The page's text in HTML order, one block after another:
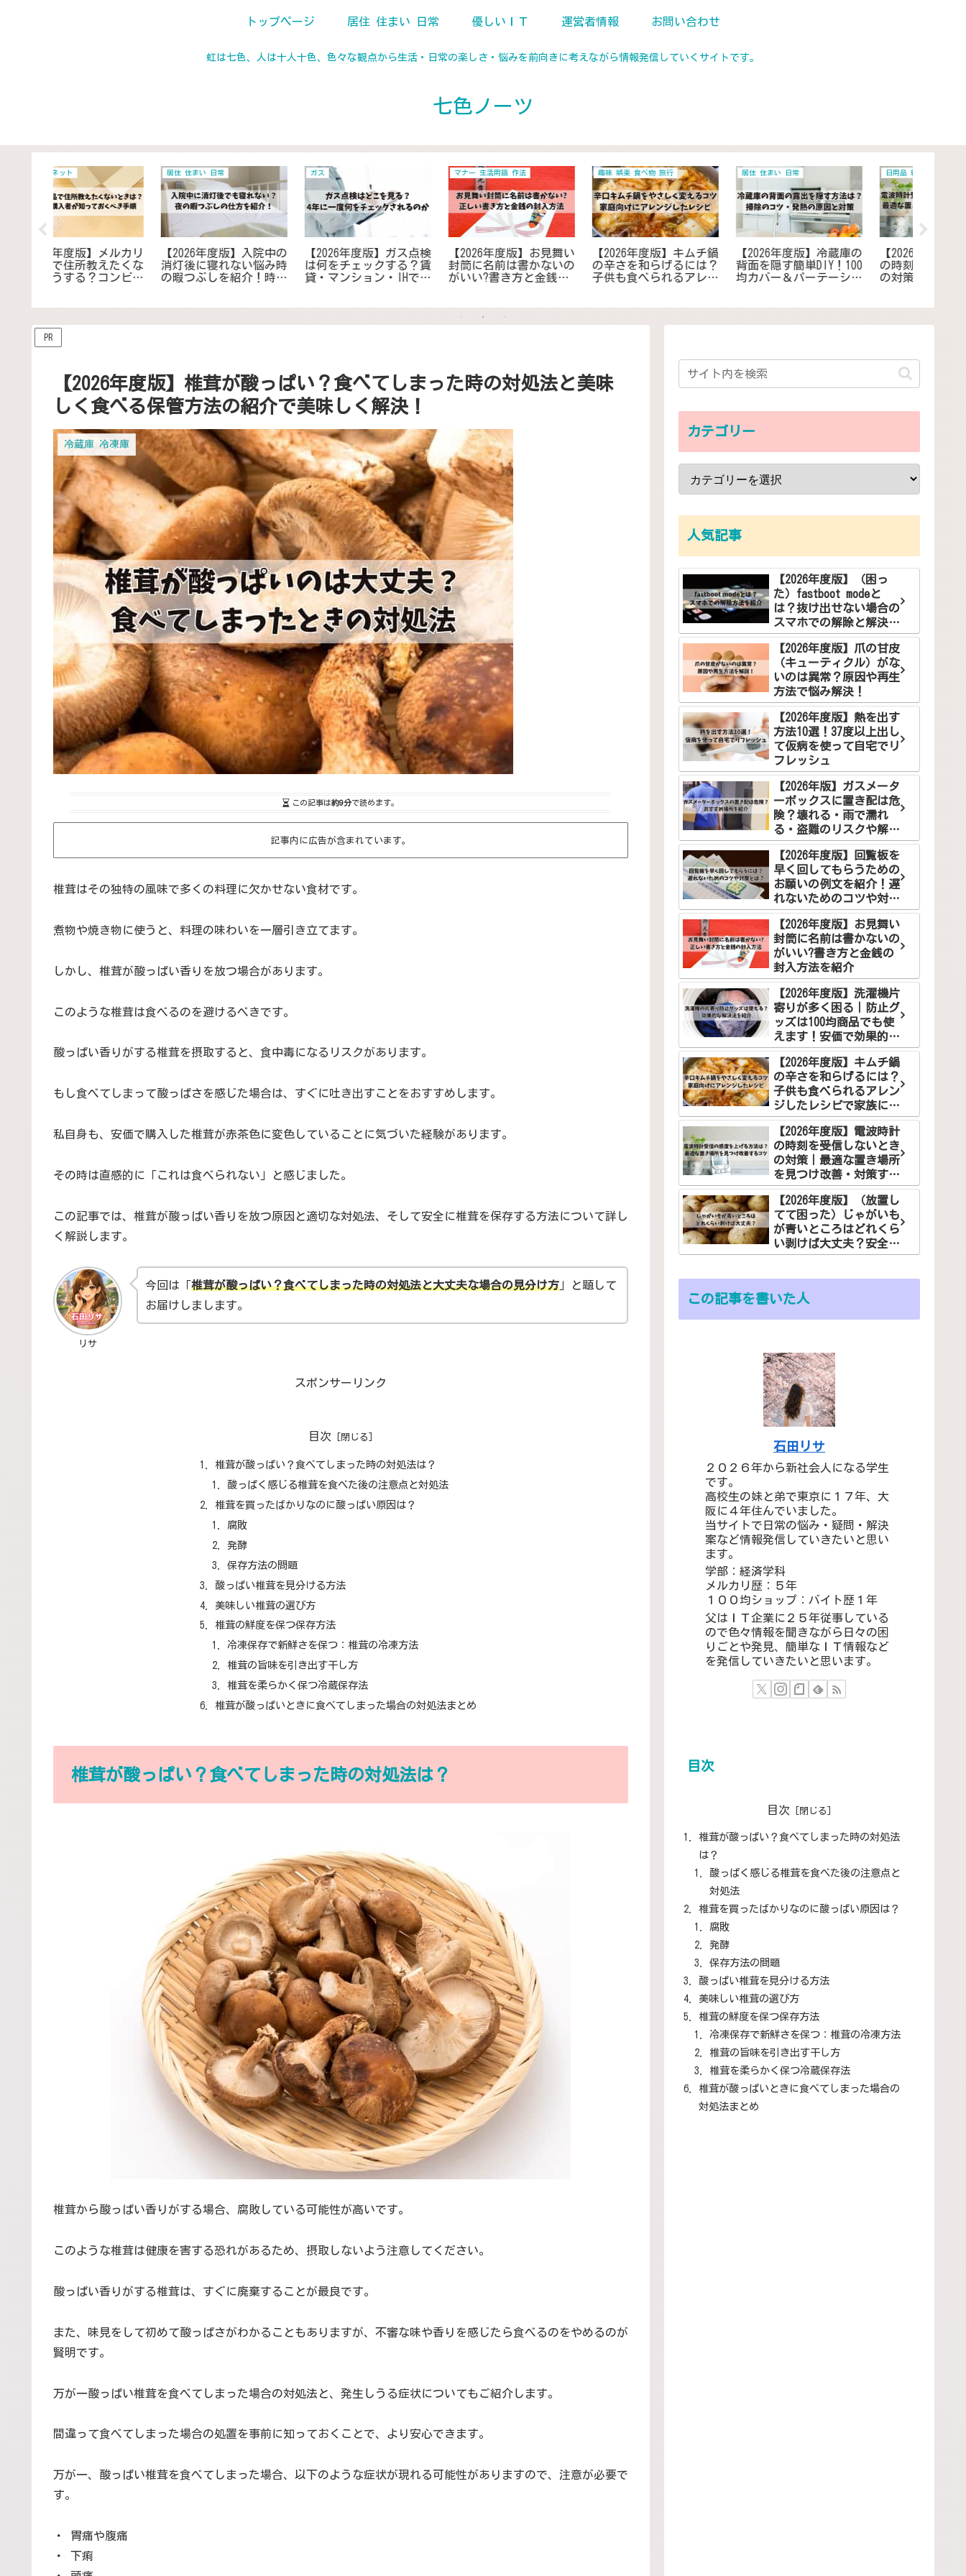
虹は七色、人は十人十色、色々な観点から生活・日常の楽しさ・悩みを前向きに考えながら情報発信していくサイトです。
七色ノーツ
トップページ 居住 住まい 日常 優しいＩＴ 運営者情報 お問い合わせ
日用品 雑貨 家電
【2026年度版】電波時計
の時刻を受信しないとき
の対策｜最適な置き場所
ガス
【2026年最新】ガス点検
を断りたい時の危険ポイ
ント！拒否できる条件と
【2026年度版】洗濯機片
寄りが多く困る｜防止グ
ッズは100均商品でも使
家電
【2026年度版】扇風機の
スピンナーを無くしてし
まった場合｜交換方法や
居住 住まい 日常
【2026年度保存版】耳元
でブーンと音がしても虫
がいない？その原因と対
健康
【2026年度版】熱を出す
方法10選！37度以上出し
て仮病を使って自宅でリ
PR
【2026年度版】椎茸が酸っぱい？食べてしまった時の対処法と美味
しく食べる保管方法の紹介で美味しく解決！
冷蔵庫 冷凍庫
この記事は約9分で読めます。
記事内に広告が含まれています。
椎茸はその独特の風味で多くの料理に欠かせない食材です。
煮物や焼き物に使うと、料理の味わいを一層引き立てます。
しかし、椎茸が酸っぱい香りを放つ場合があります。
このような椎茸は食べるのを避けるべきです。
酸っぱい香りがする椎茸を摂取すると、食中毒になるリスクがあります。
もし食べてしまって酸っぱさを感じた場合は、すぐに吐き出すことをおすすめします。
私自身も、安価で購入した椎茸が赤茶色に変色していることに気づいた経験があります。
その時は直感的に「これは食べられない」と感じました。
この記事では、椎茸が酸っぱい香りを放つ原因と適切な対処法、そして安全に椎茸を保存する方法について詳し
く解説します。
リサ
今回は「椎茸が酸っぱい？食べてしまった時の対処法と大丈夫な場合の見分け方 」と題して
お届けしまします。
スポンサーリンク
目次
椎茸が酸っぱい？食べてしまった時の対処法は？
酸っぱく感じる椎茸を食べた後の注意点と対処法
椎茸を買ったばかりなのに酸っぱい原因は？
腐敗
発酵
保存方法の問題
酸っぱい椎茸を見分ける方法
美味しい椎茸の選び方
椎茸の鮮度を保つ保存方法
冷凍保存で新鮮さを保つ：椎茸の冷凍方法
椎茸の旨味を引き出す干し方
椎茸を柔らかく保つ冷蔵保存法
椎茸が酸っぱいときに食べてしまった場合の対処法まとめ
椎茸が酸っぱい？食べてしまった時の対処法は？
椎茸から酸っぱい香りがする場合、腐敗している可能性が高いです。
このような椎茸は健康を害する恐れがあるため、摂取しないよう注意してください。
酸っぱい香りがする椎茸は、すぐに廃棄することが最良です。
また、味見をして初めて酸っぱさがわかることもありますが、不審な味や香りを感じたら食べるのをやめるのが
賢明です。
万が一酸っぱい椎茸を食べてしまった場合の対処法と、発生しうる症状についてもご紹介します。
間違って食べてしまった場合の処置を事前に知っておくことで、より安心できます。
万が一、酸っぱい椎茸を食べてしまった場合、以下のような症状が現れる可能性がありますので、注意が必要で
す。
・ 胃痛や腹痛
・ 下痢
カテゴリー
人気記事
【2026年度版】（困っ
た）fastboot modeと
は？抜け出せない場合の
スマホでの解除と解決方
法
【2026年度版】爪の甘皮
（キューティクル）がな
いのは異常？原因や再生
方法で悩み解決！
【2026年度版】熱を出す
方法10選！37度以上出し
て仮病を使って自宅でリ
フレッシュ
【2026年版】ガスメータ
ーボックスに置き配は危
険？壊れる・雨で濡れ
る・盗難のリスクや解決
案を徹底解説
【2026年度版】回覧板を
早く回してもらうための
お願いの例文を紹介！遅
れないためのコツや対策
とは？
【2026年度版】お見舞い
封筒に名前は書かないの
がいい?書き方と金銭の
封入方法を紹介
【2026年度版】洗濯機片
寄りが多く困る｜防止グ
ッズは100均商品でも使
えます！安価で効果的な
解決法をご紹介
【2026年度版】キムチ鍋
の辛さを和らげるには？
子供も食べられるアレン
ジしたレシピで家族に笑
顔を！
【2026年度版】電波時計
の時刻を受信しないとき
の対策｜最適な置き場所
を見つけ改善・対策する
コツ
【2026年度版】（放置し
てて困った）じゃがいも
が青いところはどれくら
い剥けば大丈夫？安全な
食べ方でお悩み解決
この記事を書いた人
石田リサ
２０２６年から新社会人になる学生
です。
高校生の妹と弟で東京に１７年、大
阪に４年住んでいました。
当サイトで日常の悩み・疑問・解決
案など情報発信していきたいと思い
ます。
学部：経済学科
メルカリ歴：５年
１００均ショップ：バイト歴１年
父はＩＴ企業に２５年従事している
ので色々情報を聞きながら日々の困
りごとや発見、簡単なＩＴ情報など
を発信していきたいと思います。
目次
目次
椎茸が酸っぱい？食べてしまった時の対処法
は？
酸っぱく感じる椎茸を食べた後の注意点と
対処法
椎茸を買ったばかりなのに酸っぱい原因は？
腐敗
発酵
保存方法の問題
酸っぱい椎茸を見分ける方法
美味しい椎茸の選び方
椎茸の鮮度を保つ保存方法
冷凍保存で新鮮さを保つ：椎茸の冷凍方法
椎茸の旨味を引き出す干し方
椎茸を柔らかく保つ冷蔵保存法
椎茸が酸っぱいときに食べてしまった場合の
対処法まとめ